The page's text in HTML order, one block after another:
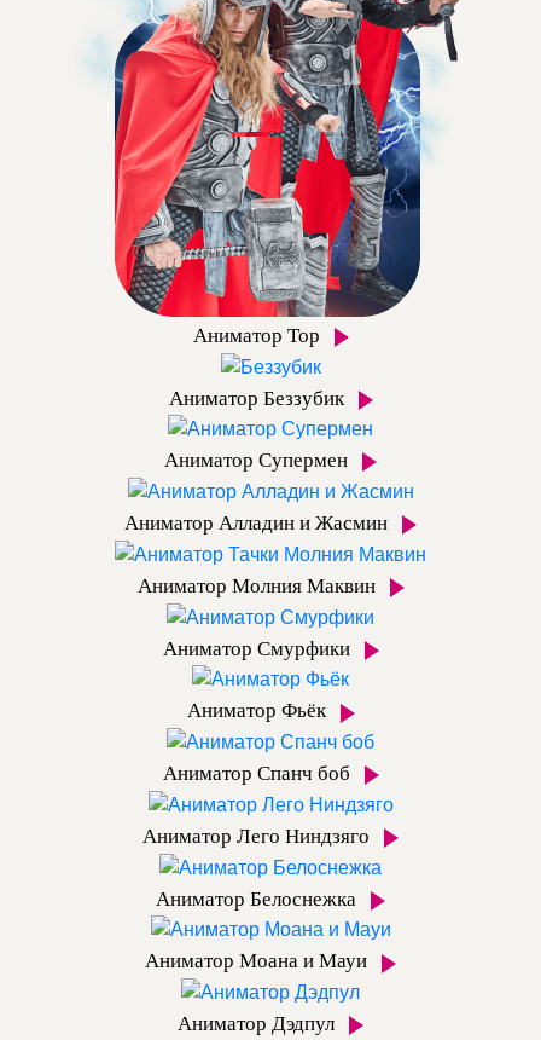
Аниматор Тор
Аниматор Беззубик
Аниматор Супермен
Аниматор Алладин и Жасмин
Аниматор Молния Маквин
Аниматор Смурфики
Аниматор Фьёк
Аниматор Спанч боб
Аниматор Лего Ниндзяго
Аниматор Белоснежка
Аниматор Моана и Мауи
Аниматор Дэдпул